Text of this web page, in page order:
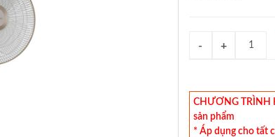
CHƯƠNG TRÌNH
sản phẩm
* Áp dụng cho tất